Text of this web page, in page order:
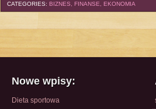
CATEGORIES: BIZNES, FINANSE, EKONOMIA
Nowe wpisy:
Dieta sportowa